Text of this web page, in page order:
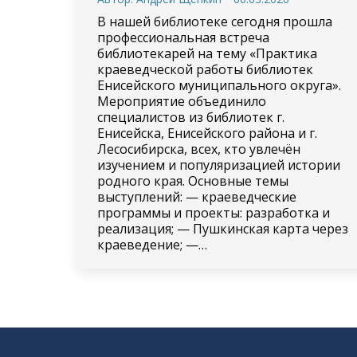
В нашей библиотеке сегодня прошла
профессиональная встреча
библиотекарей на тему «Практика
краеведческой работы библиотек
Енисейского муниципального округа».
Мероприятие объединило
специалистов из библиотек г.
Енисейска, Енисейского района и г.
Лесосибирска, всех, кто увлечён
изучением и популяризацией истории
родного края. Основные темы
выступлений: — краеведческие
программы и проекты: разработка и
реализация; — Пушкинская карта через
краеведение; —…